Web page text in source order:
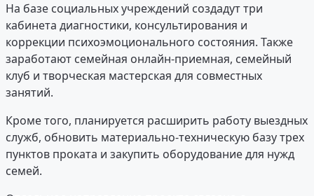
На базе социальных учреждений создадут три
кабинета диагностики, консультирования и
коррекции психоэмоционального состояния. Также
заработают семейная онлайн-приемная, семейный
клуб и творческая мастерская для совместных
занятий.
Кроме того, планируется расширить работу выездных
служб, обновить материально-техническую базу трех
пунктов проката и закупить оборудование для нужд
семей.